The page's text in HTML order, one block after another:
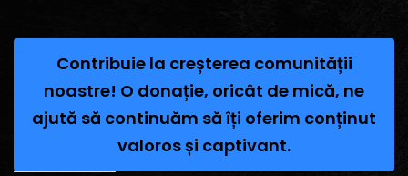
Contribuie la creșterea comunității
noastre! O donație, oricât de mică, ne
ajută să continuăm să îți oferim conținut
valoros și captivant.